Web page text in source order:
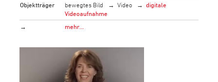
Objektträger
bewegtes Bild Video
digitale
Videoaufnahme
→
mehr…